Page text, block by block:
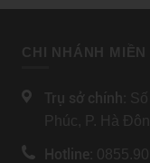
CHI NHÁNH MIỀN
Trụ sở chính:
Phúc, P. Hà
Hotline: